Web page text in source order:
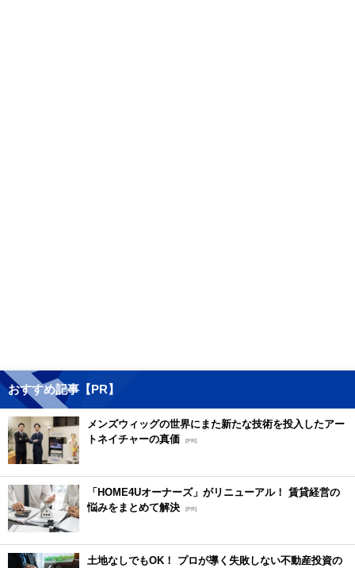
おすすめ記事【PR】
メンズウィッグの世界にまた新たな技術を投入したアー
トネイチャーの真価 [PR]
「HOME4Uオーナーズ」がリニューアル！ 賃貸経営の
悩みをまとめて解決 [PR]
土地なしでもOK！ プロが導く失敗しない不動産投資の